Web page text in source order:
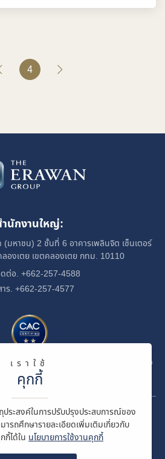
เราใช้
คุกกี้
ประสงค์ในการปรับปรุงประสบการณ์ของ
ารถศึกษารายละเอียดเพิ่มเติมเกี่ยวกับ
กี้ได้ใน นโยบายการใช้งานคุกกี้
4
นักงานใหญ่:
(มหาชน) 2 ชั้นที่ 6 อาคารเพลินจิต เซ็นเตอร์
องเตยเขตคลองเตย กทม. 10110
ดต่อ. +662-257-4588
าร. +662-257-4577
งแนวร่วมปฏิบัติของภาคเอกชนไทยในการต่อ
ต้านทุจริต
บริษัท ดิ เอราวัณ กรุ๊ป จำกัด (มหาชน)
กำหนดและเงื่อนไข